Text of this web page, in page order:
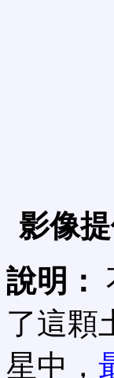
影像提
說明：
了這顆
星中，